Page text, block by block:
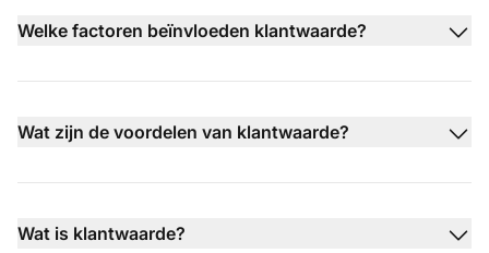
Welke factoren beïnvloeden klantwaarde?
Wat zijn de voordelen van klantwaarde?
Wat is klantwaarde?